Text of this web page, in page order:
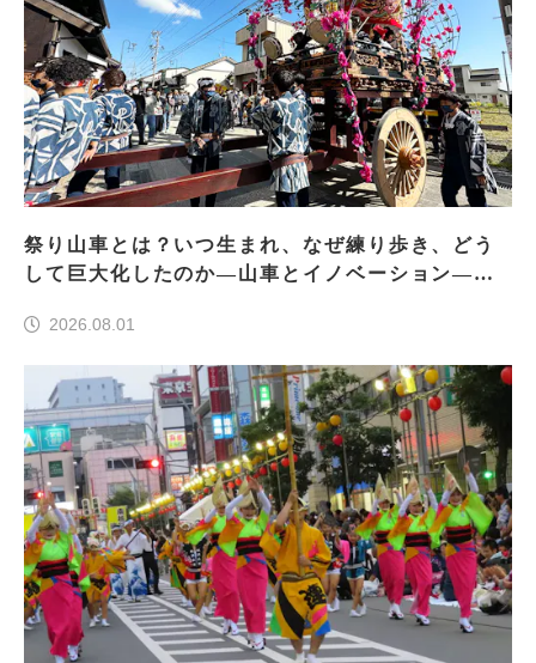
祭り山車とは？いつ生まれ、なぜ練り歩き、どう
して巨大化したのか―山車とイノベーション―＜
2026.08.01